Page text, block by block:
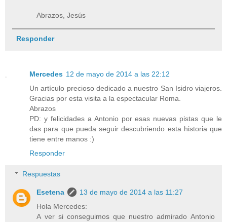
Abrazos, Jesús
Responder
Mercedes 12 de mayo de 2014 a las 22:12
Un artículo precioso dedicado a nuestro San Isidro viajeros.
Gracias por esta visita a la espectacular Roma.
Abrazos
PD: y felicidades a Antonio por esas nuevas pistas que le
das para que pueda seguir descubriendo esta historia que
tiene entre manos :)
Responder
Respuestas
Esetena
13 de mayo de 2014 a las 11:27
Hola Mercedes:
A ver si conseguimos que nuestro admirado Antonio